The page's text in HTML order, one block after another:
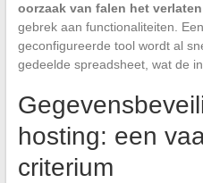
oorzaak van falen het
gebrek aan functionaliteiten.
geconfigureerde tool wordt al
gedeelde spreadsheet, wat de
hosting: een
criterium